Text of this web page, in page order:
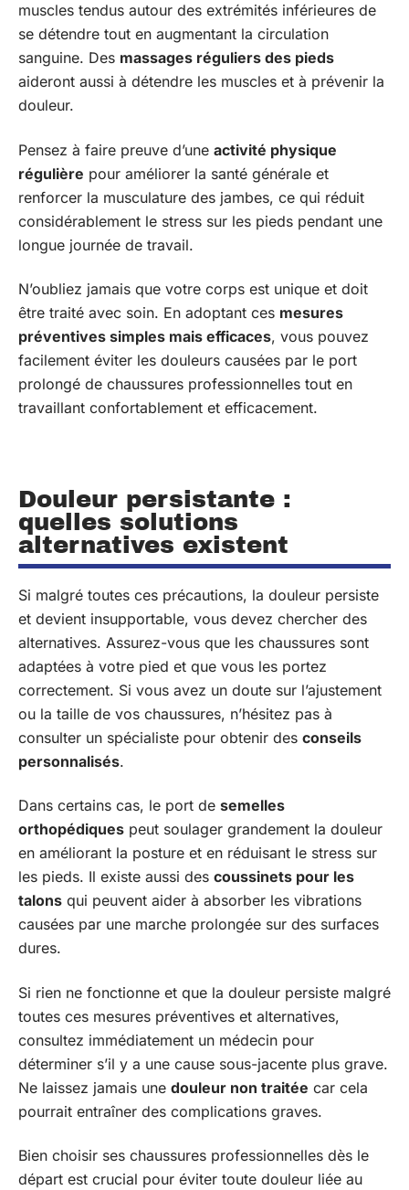
muscles tendus autour des extrémités inférieures de
se détendre tout en augmentant la circulation
sanguine. Des massages réguliers des pieds
aideront aussi à détendre les muscles et à prévenir la
douleur.
Pensez à faire preuve d’une activité physique
régulière pour améliorer la santé générale et
renforcer la musculature des jambes, ce qui réduit
considérablement le stress sur les pieds pendant une
longue journée de travail.
N’oubliez jamais que votre corps est unique et doit
être traité avec soin. En adoptant ces mesures
préventives simples mais efficaces, vous pouvez
facilement éviter les douleurs causées par le port
prolongé de chaussures professionnelles tout en
travaillant confortablement et efficacement.
Douleur persistante :
quelles solutions
alternatives existent
Si malgré toutes ces précautions, la douleur persiste
et devient insupportable, vous devez chercher des
alternatives. Assurez-vous que les chaussures sont
adaptées à votre pied et que vous les portez
correctement. Si vous avez un doute sur l’ajustement
ou la taille de vos chaussures, n’hésitez pas à
consulter un spécialiste pour obtenir des conseils
personnalisés.
Dans certains cas, le port de semelles
orthopédiques peut soulager grandement la douleur
en améliorant la posture et en réduisant le stress sur
les pieds. Il existe aussi des coussinets pour les
talons qui peuvent aider à absorber les vibrations
causées par une marche prolongée sur des surfaces
dures.
Si rien ne fonctionne et que la douleur persiste malgré
toutes ces mesures préventives et alternatives,
consultez immédiatement un médecin pour
déterminer s’il y a une cause sous-jacente plus grave.
Ne laissez jamais une douleur non traitée car cela
pourrait entraîner des complications graves.
Bien choisir ses chaussures professionnelles dès le
départ est crucial pour éviter toute douleur liée au